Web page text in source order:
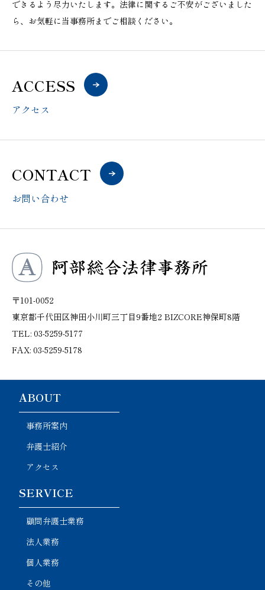
できるよう尽力いたします。法律に関するご不安がございました
ら、お気軽に当事務所までご相談ください。
ACCESS
アクセス
CONTACT
お問い合わせ
〒101-0052
東京都千代田区神田小川町三丁目9番地2 BIZCORE神保町8階
TEL: 03-5259-5177
FAX: 03-5259-5178
ABOUT
事務所案内
弁護士紹介
アクセス
SERVICE
顧問弁護士業務
法人業務
個人業務
その他